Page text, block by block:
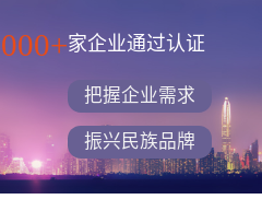
家企业通过认证
把握企业需求
振兴民族品牌